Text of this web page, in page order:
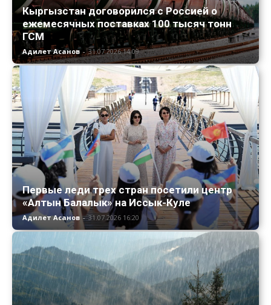
Кыргызстан договорился с Россией о
ежемесячных поставках 100 тысяч тонн
ГСМ
Адилет Асанов - 31.07.2026 14:09
Первые леди трех стран посетили центр
«Алтын Балалык» на Иссык-Куле
Адилет Асанов - 31.07.2026 16:20